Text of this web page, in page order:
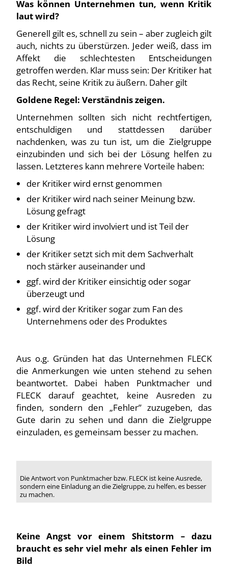
Was können Unternehmen tun, wenn Kritik
laut wird?
Generell gilt es, schnell zu sein – aber zugleich gilt
auch, nichts zu überstürzen. Jeder weiß, dass im
Affekt die schlechtesten Entscheidungen
getroffen werden. Klar muss sein: Der Kritiker hat
das Recht, seine Kritik zu äußern. Daher gilt
Goldene Regel: Verständnis zeigen.
Unternehmen sollten sich nicht rechtfertigen,
entschuldigen und stattdessen darüber
nachdenken, was zu tun ist, um die Zielgruppe
einzubinden und sich bei der Lösung helfen zu
lassen. Letzteres kann mehrere Vorteile haben:
der Kritiker wird ernst genommen
der Kritiker wird nach seiner Meinung bzw.
Lösung gefragt
der Kritiker wird involviert und ist Teil der
Lösung
der Kritiker setzt sich mit dem Sachverhalt
noch stärker auseinander und
ggf. wird der Kritiker einsichtig oder sogar
überzeugt und
ggf. wird der Kritiker sogar zum Fan des
Unternehmens oder des Produktes
Aus o.g. Gründen hat das Unternehmen FLECK
die Anmerkungen wie unten stehend zu sehen
beantwortet. Dabei haben Punktmacher und
FLECK darauf geachtet, keine Ausreden zu
finden, sondern den „Fehler” zuzugeben, das
Gute darin zu sehen und dann die Zielgruppe
einzuladen, es gemeinsam besser zu machen.
Die Antwort von Punktmacher bzw. FLECK ist keine Ausrede,
sondern eine Einladung an die Zielgruppe, zu helfen, es besser
zu machen.
Keine Angst vor einem Shitstorm – dazu
braucht es sehr viel mehr als einen Fehler im
Bild